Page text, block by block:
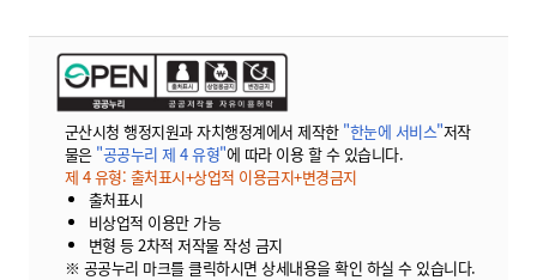
군산시청 행정지원과 자치행정계에서 제작한 "한눈에 서비스"저작
물은 "공공누리 제 4 유형"에 따라 이용 할 수 있습니다.
제 4 유형: 출처표시+상업적 이용금지+변경금지
출처표시
비상업적 이용만 가능
변형 등 2차적 저작물 작성 금지
※ 공공누리 마크를 클릭하시면 상세내용을 확인 하실 수 있습니다.